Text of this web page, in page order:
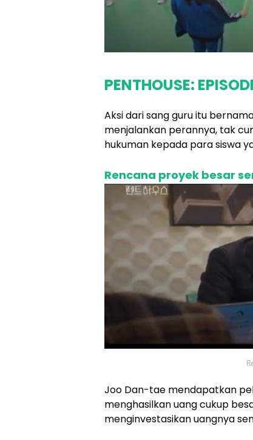
PENTHOUSE:
Aksi dari sang guru itu
menjalankan perannya, tak
hukuman kepada para siswa
Rencana proyek besar
Joo Dan-tae mendapatkan
menghasilkan uang cukup
menginvestasikan uangnya